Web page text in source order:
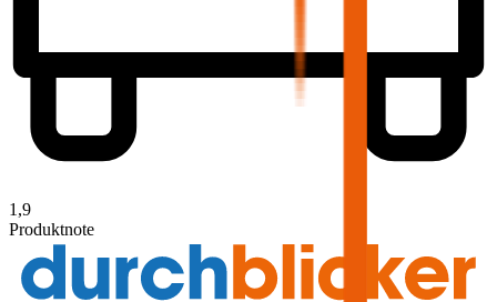
1,9
Produktnote